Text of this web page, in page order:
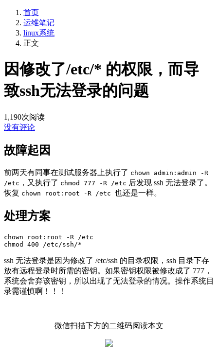
首页
运维笔记
linux系统
正文
因修改了/etc/* 的权限，而导
致ssh无法登录的问题
1,190次阅读
没有评论
故障起因
前两天有同事在测试服务器上执行了 chown admin:admin -R
/etc ，又执行了 chmod 777 -R /etc 后发现 ssh 无法登录了。
恢复 chown root:root -R /etc 也还是一样。
处理方案
chown root:root -R /etc
chmod 400 /etc/ssh/*
ssh 无法登录是因为修改了 /etc/ssh 的目录权限，ssh 目录下存
放有远程登录时所需的密钥。如果密钥权限被修改成了 777，
系统会舍弃该密钥，所以出现了无法登录的情况。操作系统目
录需谨慎啊！！！
微信扫描下方的二维码阅读本文